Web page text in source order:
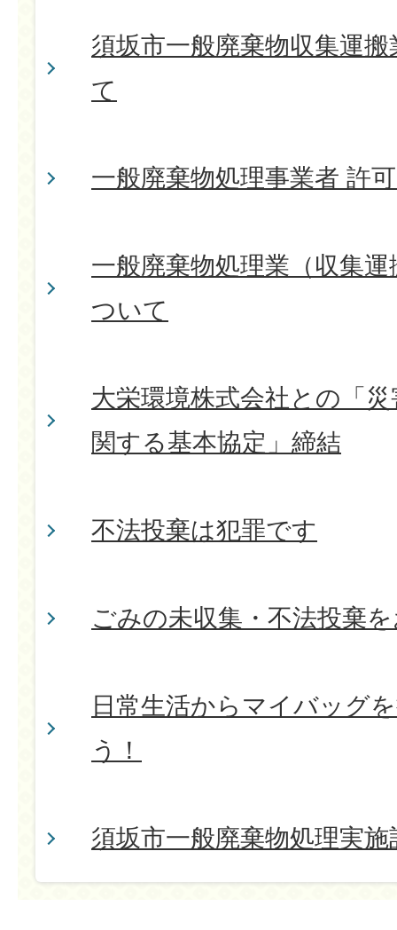
須坂市一般廃棄物収集運
て
一般廃棄物処理事業者 許
一般廃棄物処理業（収集
ついて
大栄環境株式会社との「
関する基本協定」締結
不法投棄は犯罪です
ごみの未収集・不法投棄
日常生活からマイバッグ
う！
須坂市一般廃棄物処理実施